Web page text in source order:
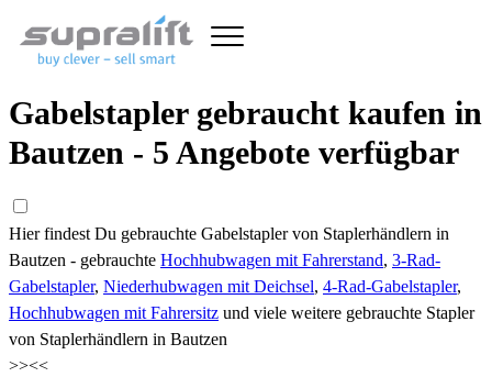
Gabelstapler gebraucht kaufen in
Bautzen - 5 Angebote verfügbar
Hier findest Du gebrauchte Gabelstapler von Staplerhändlern in
Bautzen - gebrauchte Hochhubwagen mit Fahrerstand, 3-Rad-
Gabelstapler, Niederhubwagen mit Deichsel, 4-Rad-Gabelstapler,
Hochhubwagen mit Fahrersitz und viele weitere gebrauchte Stapler
von Staplerhändlern in Bautzen
>><<